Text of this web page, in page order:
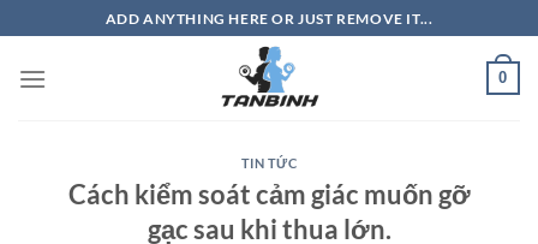
qua
nội
ADD ANYTHING HERE OR JUST REMOVE IT...
0
TIN TỨC
Cách kiểm soát cảm giác muốn gỡ
gạc sau khi thua lớn.